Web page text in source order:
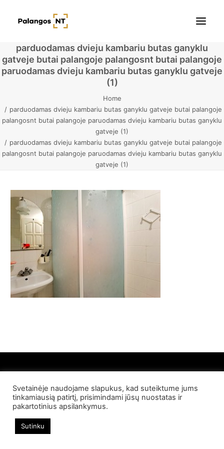
Pradžia
Namai / Kotedžai
Kontaktai
parduodamas dvieju kambariu butas ganyklu
gatveje butai palangoje palangosnt butai palangoje
paruodamas dvieju kambariu butas ganyklu gatveje
(1)
Home
parduodamas dvieju kambariu butas ganyklu gatveje butai palangoje
palangosnt butai palangoje paruodamas dvieju kambariu butas ganyklu
gatveje (1)
parduodamas dvieju kambariu butas ganyklu gatveje butai palangoje
palangosnt butai palangoje paruodamas dvieju kambariu butas ganyklu
gatveje (1)
© 2022 Palangos NT. Visos teisės saugomos
Svetainėje naudojame slapukus, kad suteiktume jums
tinkamiausią patirtį, prisimindami jūsų nuostatas ir
pakartotinius apsilankymus.
Sutinku